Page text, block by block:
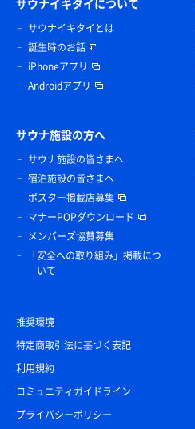
サウナイキタイについて
サウナイキタイとは
誕生時のお話
iPhoneアプリ
Androidアプリ
サウナ施設の方へ
サウナ施設の皆さまへ
宿泊施設の皆さまへ
ポスター掲載店募集
マナーPOPダウンロード
メンバーズ協賛募集
「安全への取り組み」掲載につ
いて
推奨環境
特定商取引法に基づく表記
利用規約
コミュニティガイドライン
プライバシーポリシー